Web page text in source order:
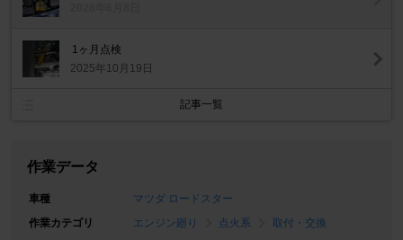
1ヶ月点検
2025年10月19日
記事一覧
作業データ
車種
マツダ ロードスター
作業カテゴリ
エンジン廻り 点火系 取付・交換